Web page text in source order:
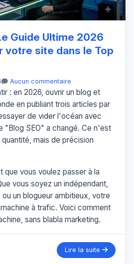
Guide Ultime 2026
votre site dans le Top
Aucun commentaire
: en 2026, ouvrir un blog et
en publiant trois articles par
de vider l'océan avec
"Blog SEO" a changé. Ce n'est
mais de précision
que vous voulez passer à la
vous soyez un indépendant,
un blogueur ambitieux, votre
à trafic. Voici comment
sans blabla marketing.
Lire la suite